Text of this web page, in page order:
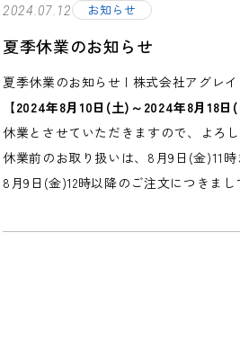
2024.07.12 お知らせ
夏季休業のお知らせ
夏季休業のお知らせ | 株式会社アグレイ
【2024年8月10日(土)～2024年8月18日(
休業とさせていただきますので、よろ
休業前のお取り扱いは、8月9日(金)11
8月9日(金)12時以降のご注文につきま